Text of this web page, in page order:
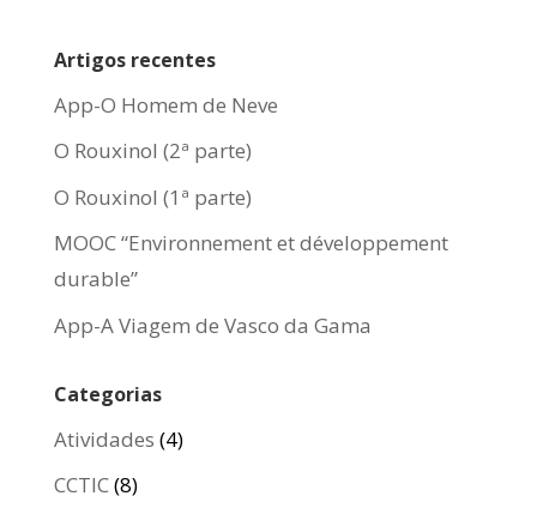
Artigos recentes
App-O Homem de Neve
O Rouxinol (2ª parte)
O Rouxinol (1ª parte)
MOOC “Environnement et développement
durable”
App-A Viagem de Vasco da Gama
Categorias
Atividades (4)
CCTIC(8)